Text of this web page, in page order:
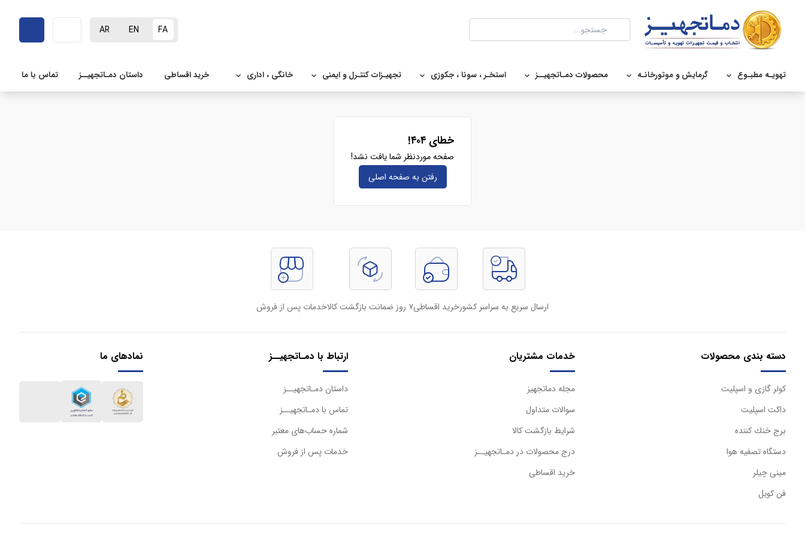
FA
EN
AR
تهویـه مطبـوع گرمایش و موتورخانـه محصولات دمـاتجهیــز استخـر ، سونا ، جکوزی تجهیـزات کنتـرل و ایمنی خانگی ، اداری خرید اقساطی داستان دمـاتجهیــز تماس با ما
خطای ۴۰۴!
صفحه موردنظر شما یافت نشد!
رفتن به صفحه‌ اصلی
ارسال سریع به سراسر کشورخرید اقساطی۷ روز ضمانت بازگشت کالا خدمات پس از فروش
دسته بندی محصولات
كولر گازی و اسپليت
داكت اسپليت
برج خنك كننده
دستگاه تصفيه هوا
مینی چیلر
فن کویل
خدمات مشتریان
مجله دماتجهیز
سوالات متداول
شرایط بازگشت کالا
درج محصولات در دمـاتجهیــز
خرید اقساطی
ارتباط با دمـاتجهیــز
داستان دمـاتجهیــز
تماس با دمـاتجهیــز
شماره حساب‌های معتبر
خدمات پس از فروش
نمادهای ما